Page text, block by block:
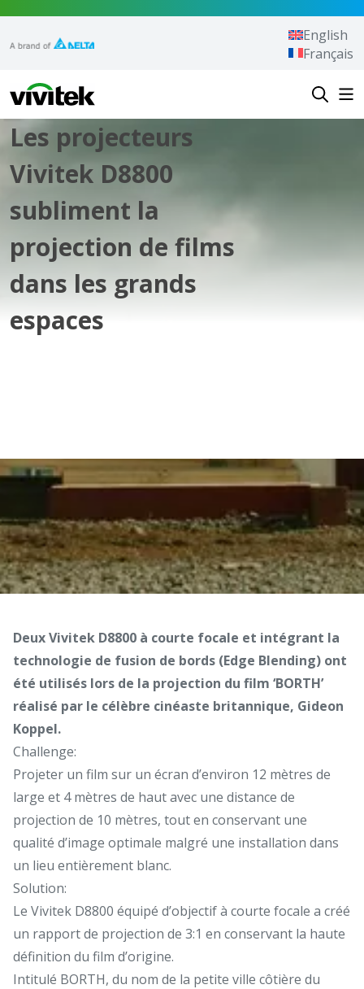
Vivitek
English
Français
Les projecteurs
Vivitek D8800
subliment la
projection de films
dans les grands
espaces
Deux Vivitek D8800 à courte focale et intégrant la
technologie de fusion de bords (Edge Blending) ont
été utilisés lors de la projection du film ‘BORTH’
réalisé par le célèbre cinéaste britannique, Gideon
Koppel.
Challenge:
Projeter un film sur un écran d’environ 12 mètres de
large et 4 mètres de haut avec une distance de
projection de 10 mètres, tout en conservant une
qualité d’image optimale malgré une installation dans
un lieu entièrement blanc.
Solution:
Le Vivitek D8800 équipé d’objectif à courte focale a créé
un rapport de projection de 3:1 en conservant la haute
définition du film d’origine.
Intitulé BORTH, du nom de la petite ville côtière du